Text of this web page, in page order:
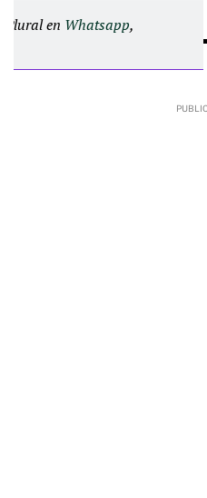
Plural en Whatsapp,